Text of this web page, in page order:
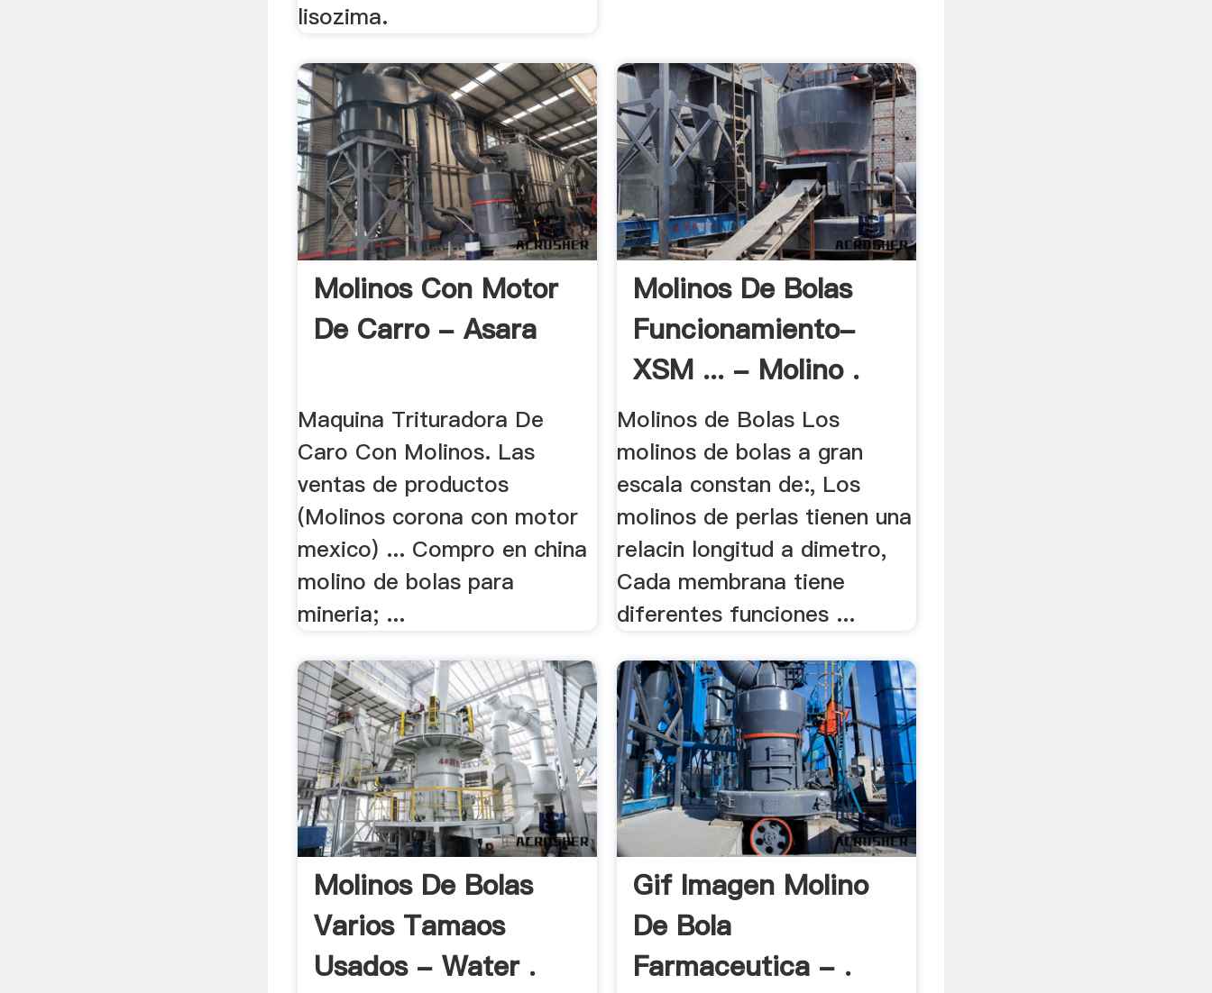
lisozima.
Molinos Con Motor
De Carro - Asara
Maquina Trituradora De
Caro Con Molinos. Las
ventas de productos
(Molinos corona con motor
mexico) ... Compro en china
molino de bolas para
mineria; ...
Molinos De Bolas
Funcionamiento-
XSM ... - Molino .
Molinos de Bolas Los
molinos de bolas a gran
escala constan de:, Los
molinos de perlas tienen una
relacin longitud a dimetro,
Cada membrana tiene
diferentes funciones ...
Molinos De Bolas
Varios Tamaos
Usados - Water .
Gif Imagen Molino
De Bola
Farmaceutica - .